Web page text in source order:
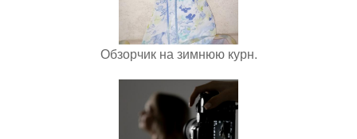
Обзорчик на зимнюю курн.